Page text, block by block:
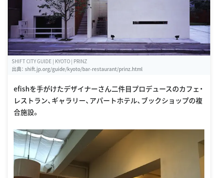
SHIFT CITY GUIDE | KYOTO | PRINZ
出典： shift.jp.org/guide/kyoto/bar-restaurant/prinz.html
efishを手がけたデザイナーさん二件目プロデュースのカフェ・
レストラン、ギャラリー、アパートホテル、ブックショップの複
合施設。